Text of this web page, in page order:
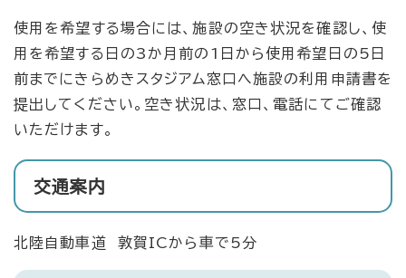
使用を希望する場合には、施設の空き状況を確認し、使
用を希望する日の3か月前の1日から使用希望日の5日
前までにきらめきスタジアム窓口へ施設の利用申請書を
提出してください。空き状況は、窓口、電話にてご確認
いただけます。
交通案内
北陸自動車道 敦賀ICから車で5分